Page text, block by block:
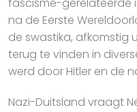
fascisme-gerelateerde
na de Eerste
de swastika, afkomstig
terug te vinden in
werd door Hitler en de
Nazi-Duitsland vraagt